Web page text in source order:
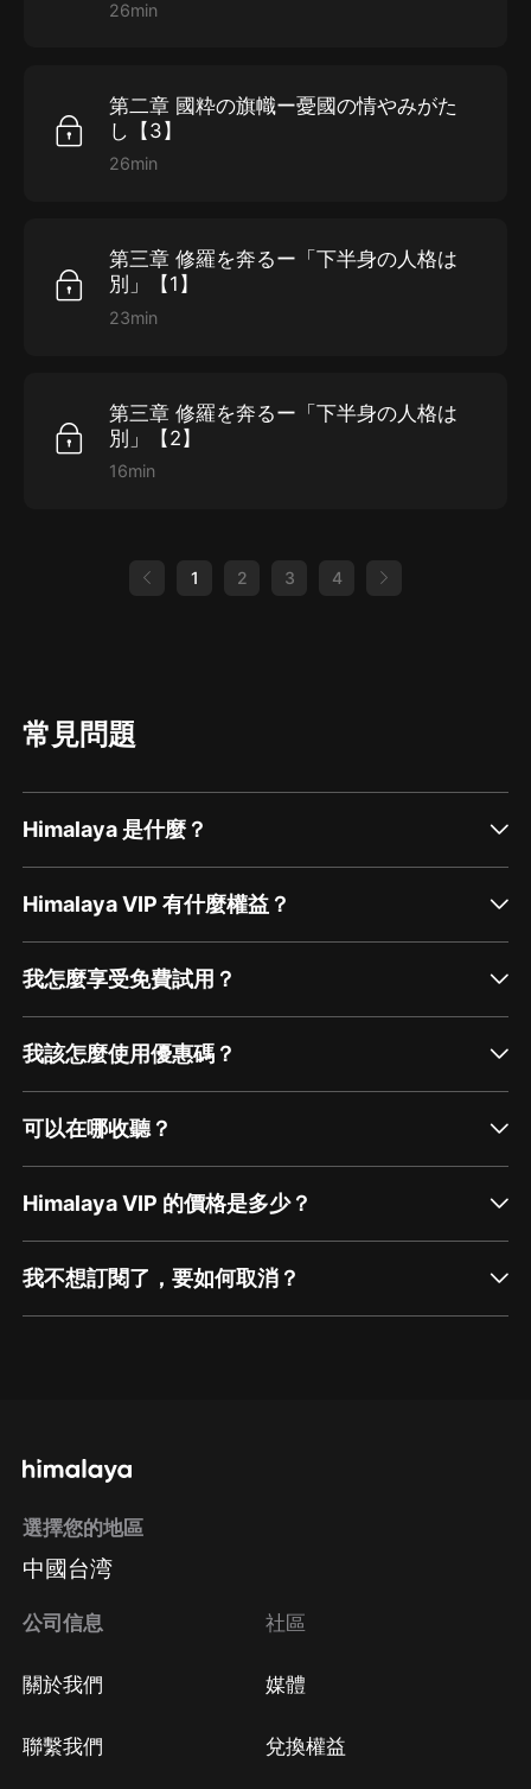
26min
第二章 國粋の旗幟ー憂國の情やみがた
し【3】
26min
第三章 修羅を奔るー「下半身の人格は
別」【1】
23min
第三章 修羅を奔るー「下半身の人格は
別」【2】
16min
1 2 3 4
常見問題
Himalaya 是什麼？
Himalaya VIP 有什麼權益？
我怎麼享受免費試用？
我該怎麼使用優惠碼？
可以在哪收聽？
Himalaya VIP 的價格是多少？
我不想訂閱了，要如何取消？
方法 Google Play取消訂閱方法
選擇您的地區
中國台湾
公司信息
關於我們
聯繫我們
社區
媒體
兌換權益